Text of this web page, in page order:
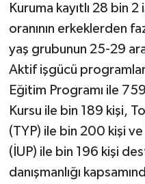
Kuruma kayıtlı 28 bin
oranının erkeklerden
yaş grubunun 25-29
Aktif işgücü
Eğitim Programı ile
Kursu ile bin 189 kişi,
(TYP) ile bin 200 kişi
(İUP) ile bin 196 kişi
danışmanlığı